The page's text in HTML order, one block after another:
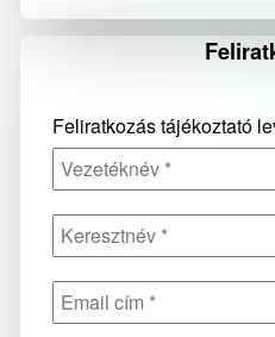
Feliratkozás tájékoztató